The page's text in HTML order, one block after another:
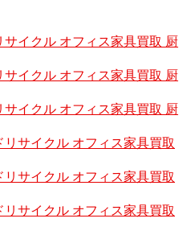
サイクル オフィス家具買取 厨
サイクル オフィス家具買取 厨
サイクル オフィス家具買取 厨
リサイクル オフィス家具買取
リサイクル オフィス家具買取
サイクル オフィス家具買取